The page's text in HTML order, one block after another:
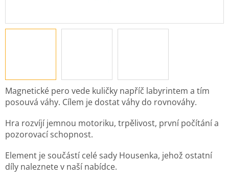
Magnetické pero vede kuličky napříč labyrintem a tím
posouvá váhy. Cílem je dostat váhy do rovnováhy.
Hra rozvíjí jemnou motoriku, trpělivost, první počítání a
pozorovací schopnost.
Element je součástí celé sady Housenka, jehož ostatní
díly naleznete v naší nabídce.